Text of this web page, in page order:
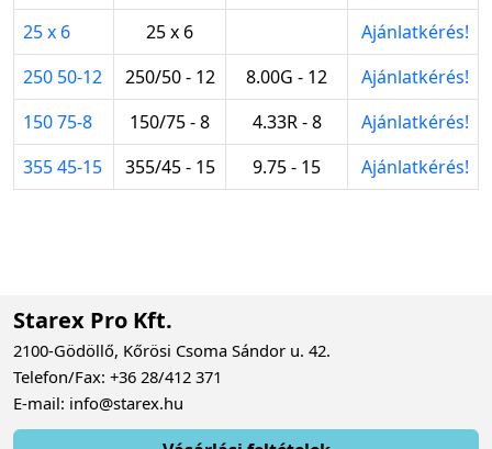
25 x 6
25 x 6
Ajánlatkérés!
250 50-12
250/50 - 12 8.00G - 12
Ajánlatkérés!
150 75-8
150/75 - 8 4.33R - 8
Ajánlatkérés!
355 45-15
355/45 - 15 9.75 - 15 Ajánlatkérés!
Starex Pro Kft.
2100-Gödöllő, Kőrösi Csoma Sándor u. 42.
Telefon/Fax: +36 28/412 371
E-mail: info@starex.hu